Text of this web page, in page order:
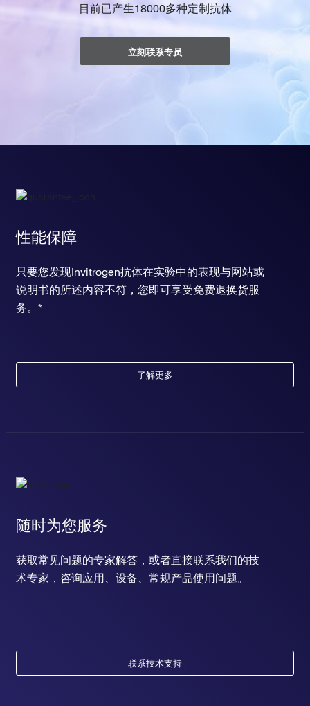
目前已产生18000多种定制抗体
立刻联系专员
性能保障
只要您发现Invitrogen抗体在实验中的表现与网站或
说明书的所述内容不符，您即可享受免费退换货服
务。*
了解更多
随时为您服务
获取常见问题的专家解答，或者直接联系我们的技
术专家，咨询应用、设备、常规产品使用问题。
联系技术支持